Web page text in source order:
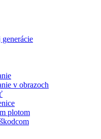
v obrazoch
plotom